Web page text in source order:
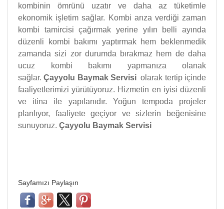
kombinin ömrünü uzatır ve daha az tüketimle
ekonomik işletim sağlar. Kombi arıza verdiği zaman
kombi tamircisi çağırmak yerine yılın belli ayında
düzenli kombi bakımı yaptırmak hem beklenmedik
zamanda sizi zor durumda bırakmaz hem de daha
ucuz kombi bakımı yapmanıza olanak
sağlar.Çayyolu Baymak Servisiolarak tertip içinde
faaliyetlerimizi yürütüyoruz. Hizmetin en iyisi düzenli
ve itina ile yapılanıdır. Yoğun tempoda projeler
planlıyor, faaliyete geçiyor ve sizlerin beğenisine
sunuyoruz. Çayyolu Baymak Servisi
Sayfamızı Paylaşın